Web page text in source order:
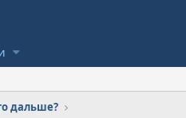
дальше?